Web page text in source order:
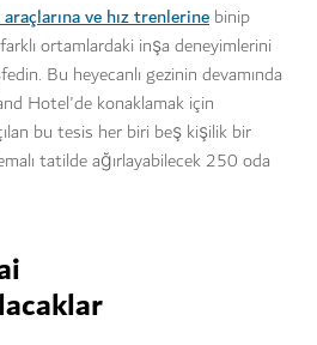
ve hız trenlerine binip
ortamlardaki inşa deneyimlerini
Bu heyecanlı gezinin devamında
Hotel'de konaklamak için
bu tesis her biri beş kişilik bir
tatilde ağırlayabilecek 250 oda